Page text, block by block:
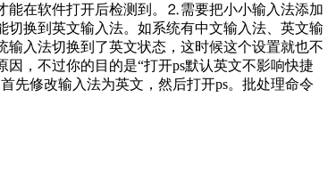
能在软件打开后检测到。⒉需要把小小输入法添加
换到英文输入法。如系统有中文输入法、英文输
输入法切换到了英文状态，这时候这个设置就也不
，不过你的目的是“打开ps默认英文不影响快捷
先修改输入法为英文，然后打开ps。批处理命令